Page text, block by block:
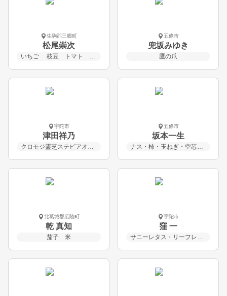
生駒郡三郷町
松尾崇次
いちご 枝豆 トマト 人参 大根 里芋
五條市
兜坂みゆき
鷹の爪
宇陀市
津田祥乃
クロモジ霊芝ステビアオトギリソウ 大和当帰葉ムクナ豆
五條市
坂本一生
ナス・柿・玉ねぎ・空芯菜・ピーマン・甘長とうがらし
北葛城郡広陵町
乾 真知
茄子 米
宇陀市
窪 一
サニーレタス・リーフレタス・黒豆・キャベツ